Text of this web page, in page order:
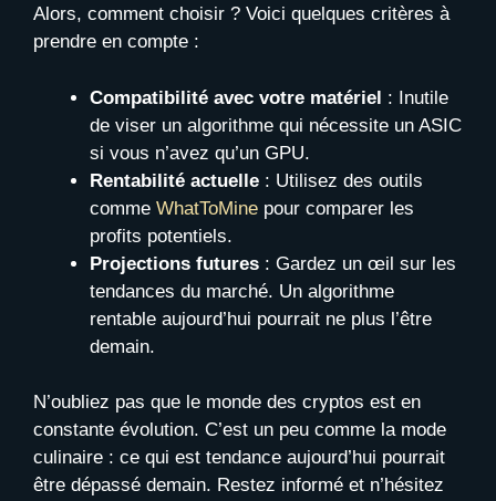
Alors, comment choisir ? Voici quelques critères à
prendre en compte :
Compatibilité avec votre matériel : Inutile
de viser un algorithme qui nécessite un ASIC
si vous n’avez qu’un GPU.
Rentabilité actuelle : Utilisez des outils
comme WhatToMine pour comparer les
profits potentiels.
Projections futures : Gardez un œil sur les
tendances du marché. Un algorithme
rentable aujourd’hui pourrait ne plus l’être
demain.
N’oubliez pas que le monde des cryptos est en
constante évolution. C’est un peu comme la mode
culinaire : ce qui est tendance aujourd’hui pourrait
être dépassé demain. Restez informé et n’hésitez